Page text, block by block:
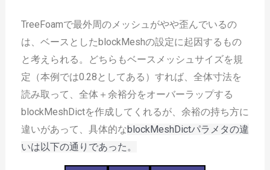
TreeFoamで最外周のメッシュがやや歪んでいるの
は、ベースとしたblockMeshの設定に起因するもの
と考えられる。どちらもベースメッシュサイズを規
定（本例では0.28としてある）すれば、全体寸法を
読み取って、全体＋余裕分をオーバーラップする
blockMeshDictを作成してくれるが、余裕の持ち方に
違いがあって、具体的なblockMeshDictパラメタの違
いは以下の通りであった。